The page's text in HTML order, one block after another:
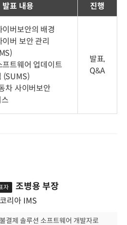
발표 내용 진행
이버보안의 배경
버 보안 관리
프트웨어 업데이트
(SUMS)
차 사이버보안
발표,
Q&A
자 조병용 부장
리아 IMS
결제 솔루션 소프트웨어 개발자로